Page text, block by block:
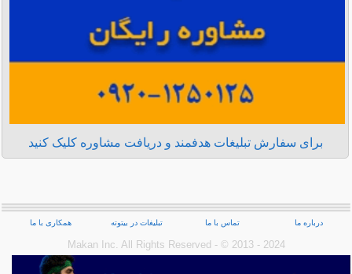
برای سفارش تبلیغات هدفمند و دریافت مشاوره کلیک کنید
درباره ما تماس با ما تبلیغات در بیتوته همکاری با ما
Makan Inc.‎ All Rights Reserved - © 2013 - 2024